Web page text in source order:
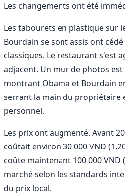
Les changements ont été
Les tabourets en plastique sur
Bourdain se sont assis ont cédé
classiques. Le restaurant s'est
adjacent. Un mur de photos
montrant Obama et Bourdain
serrant la main du propriétaire
personnel.
Les prix ont augmenté. Avant
coûtait environ 30 000 VND
coûte maintenant 100 000 VND
marché selon les standards
du prix local.